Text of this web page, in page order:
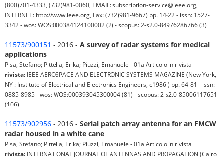
(800)701-4333, (732)981-0060, EMAIL: subscription-service@ieee.org,
INTERNET: http://www.ieee.org, Fax: (732)981-9667) pp. 14-22 - issn: 1527-
3342 - wos: WOS:000384124100002 (2) - scopus: 2-s2.0-84976286766 (3)
11573/900151 - 2016 - A survey of radar systems for medical
applications
Pisa, Stefano; Pittella, Erika; Piuzzi, Emanuele - 01a Articolo in rivista
rivista: IEEE AEROSPACE AND ELECTRONIC SYSTEMS MAGAZINE (New York,
NY : Institute of Electrical and Electronics Engineers, c1986-) pp. 64-81 - issn:
0885-8985 - wos: WOS:000393045300004 (81) - scopus: 2-s2.0-85006117651
(106)
11573/902956 - 2016 - Serial patch array antenna for an FMCW
radar housed in a white cane
Pisa, Stefano; Pittella, Erika; Piuzzi, Emanuele - 01a Articolo in rivista
rivista: INTERNATIONAL JOURNAL OF ANTENNAS AND PROPAGATION (Cairo